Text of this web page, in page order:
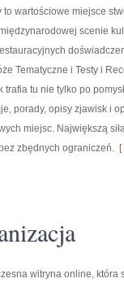
wartościowe miejsce
scenie
Tematyczne i Testy i
trafia tu nie tylko po
porady, opisy zjawisk i
miejsc. Największą
zbędnych ograniczeń.
witryna online,